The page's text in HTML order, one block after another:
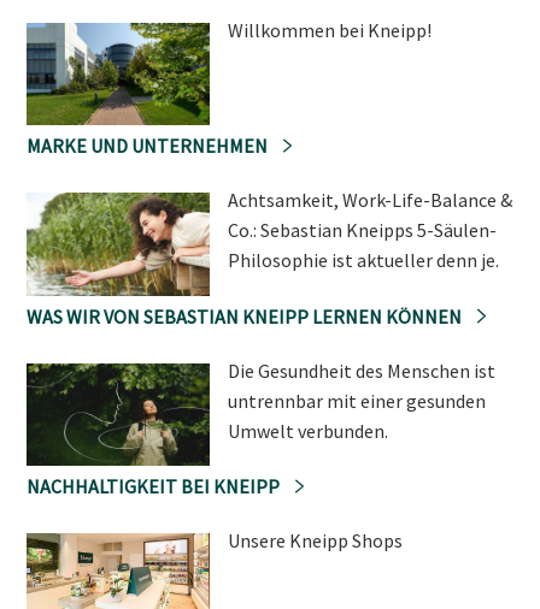
Willkommen bei Kneipp!
MARKE UND UNTERNEHMEN
Achtsamkeit, Work-Life-Balance &
Co.: Sebastian Kneipps 5-Säulen-
Philosophie ist aktueller denn je.
WAS WIR VON SEBASTIAN KNEIPP LERNEN KÖNNEN
Die Gesundheit des Menschen ist
untrennbar mit einer gesunden
Umwelt verbunden.
NACHHALTIGKEIT BEI KNEIPP
Unsere Kneipp Shops